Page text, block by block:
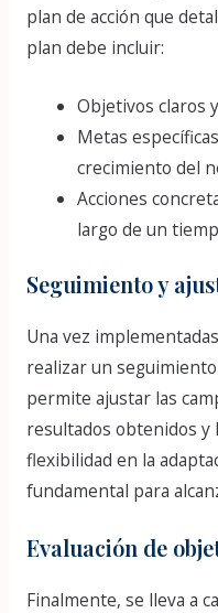
plan de acción que
plan debe incluir:
Objetivos claros
Metas
crecimiento del
Acciones
largo de un
Seguimiento y
Una vez
realizar un
permite ajustar las
resultados obtenidos y
flexibilidad en la
fundamental para
Evaluación de
Finalmente, se lleva a